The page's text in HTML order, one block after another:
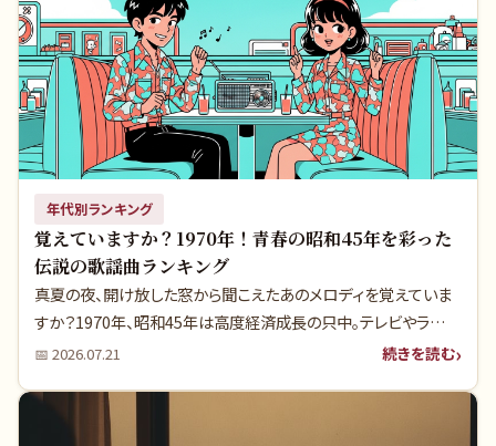
年代別ランキング
覚えていますか？1970年！青春の昭和45年を彩った
伝説の歌謡曲ランキング
真夏の夜、開け放した窓から聞こえたあのメロディを覚えていま
すか？1970年、昭和45年は高度経済成長の只中。テレビやラジオ
から流れる歌謡曲が、私たちの日常を鮮やかに彩っていました。
ヒット曲の数々を深掘りします。実は、あの名曲の裏には、今だか
らこそ明かされる意外な真実が隠されているのです。
📅2026.07.21 続きを読む